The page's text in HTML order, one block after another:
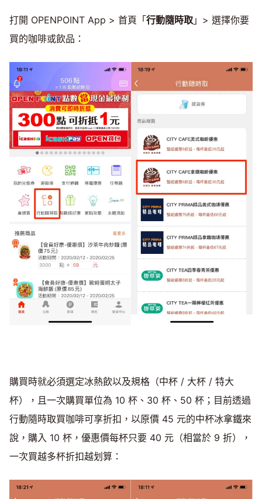
打開 OPENPOINT App > 首頁「行動隨時取 」> 選擇你要
買的咖啡或飲品：
購買時就必須選定冰熱飲以及規格（中杯 / 大杯 / 特大
杯），且一次購買單位為 10 杯、30 杯、50 杯；目前透過
行動隨時取買咖啡可享折扣，以原價 45 元的中杯冰拿鐵來
說，購入 10 杯，優惠價每杯只要 40 元（相當於 9 折），
一次買越多杯折扣越划算：